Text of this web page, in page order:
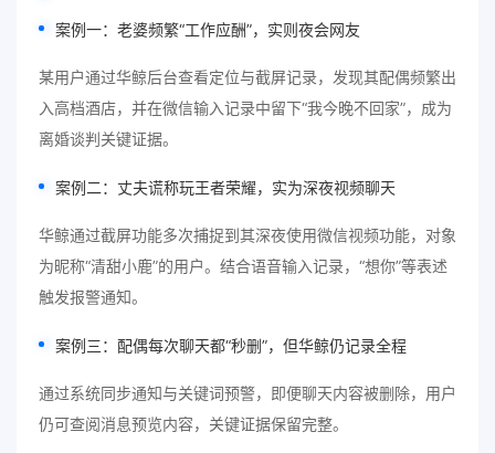
案例一：老婆频繁“工作应酬”，实则夜会网友
某用户通过华鲸后台查看定位与截屏记录，发现其配偶频繁出
入高档酒店，并在微信输入记录中留下“我今晚不回家”，成为
离婚谈判关键证据。
案例二：丈夫谎称玩王者荣耀，实为深夜视频聊天
华鲸通过截屏功能多次捕捉到其深夜使用微信视频功能，对象
为昵称“清甜小鹿”的用户。结合语音输入记录，“想你”等表述
触发报警通知。
案例三：配偶每次聊天都“秒删”，但华鲸仍记录全程
通过系统同步通知与关键词预警，即便聊天内容被删除，用户
仍可查阅消息预览内容，关键证据保留完整。